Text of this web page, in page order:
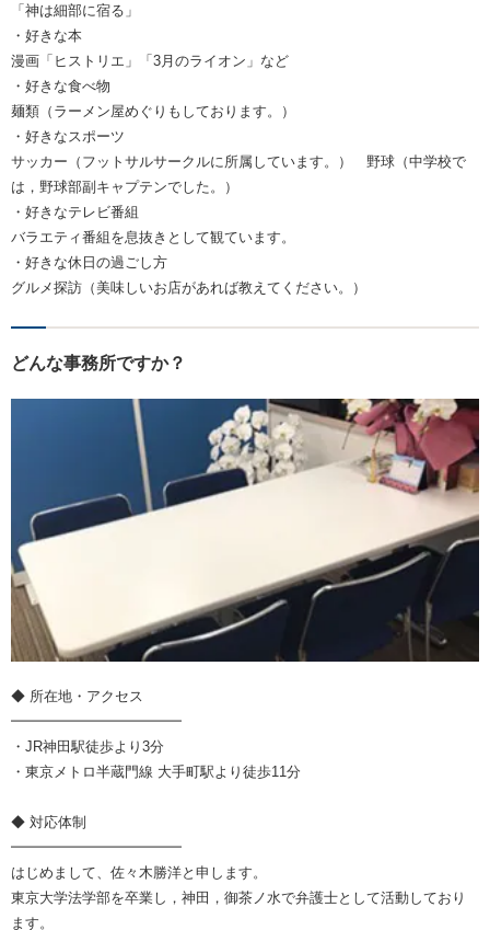
「神は細部に宿る」
・好きな本
漫画「ヒストリエ」「3月のライオン」など
・好きな食べ物
麺類（ラーメン屋めぐりもしております。）
・好きなスポーツ
サッカー（フットサルサークルに所属しています。） 野球（中学校で
は，野球部副キャプテンでした。）
・好きなテレビ番組
バラエティ番組を息抜きとして観ています。
・好きな休日の過ごし方
グルメ探訪（美味しいお店があれば教えてください。）
どんな事務所ですか？
◆ 所在地・アクセス
━━━━━━━━━━━━
・JR神田駅徒歩より3分
・東京メトロ半蔵門線 大手町駅より徒歩11分
◆ 対応体制
━━━━━━━━━━━━
はじめまして、佐々木勝洋と申します。
東京大学法学部を卒業し，神田，御茶ノ水で弁護士として活動しており
ます。